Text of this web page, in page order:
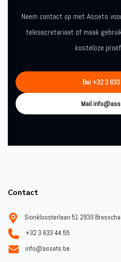
Neem contact op met Assets
telesecretariaat of maak
kosteloze
Bel +32 3
Mail
Contact
Sionkloosterlaan 51 2930
+32 3 633 44 55
info@assets.be